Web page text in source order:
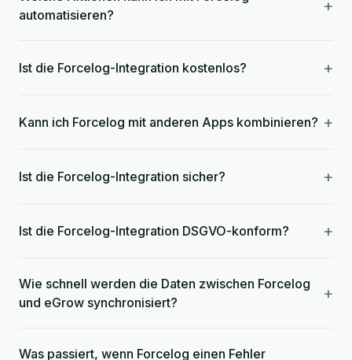
automatisieren?
+
Ist die Forcelog-Integration kostenlos? +
Kann ich Forcelog mit anderen Apps kombinieren? +
Ist die Forcelog-Integration sicher? +
Ist die Forcelog-Integration DSGVO-konform? +
Wie schnell werden die Daten zwischen Forcelog
und eGrow synchronisiert?
+
Was passiert, wenn Forcelog einen Fehler